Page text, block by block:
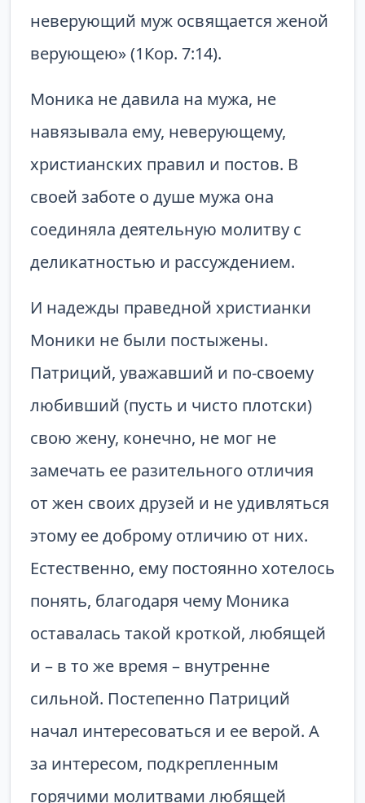
неверующий муж освящается женой
верующею» (1Кор. 7:14).
Моника не давила на мужа, не
навязывала ему, неверующему,
христианских правил и постов. В
своей заботе о душе мужа она
соединяла деятельную молитву с
деликатностью и рассуждением.
И надежды праведной христианки
Моники не были постыжены.
Патриций, уважавший и по-своему
любивший (пусть и чисто плотски)
свою жену, конечно, не мог не
замечать ее разительного отличия
от жен своих друзей и не удивляться
этому ее доброму отличию от них.
Естественно, ему постоянно хотелось
понять, благодаря чему Моника
оставалась такой кроткой, любящей
и – в то же время – внутренне
сильной. Постепенно Патриций
начал интересоваться и ее верой. А
за интересом, подкрепленным
горячими молитвами любящей